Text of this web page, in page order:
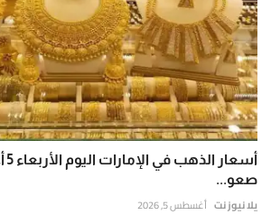
صعو...
يلا نيوز نت أغسطس 5, 2026